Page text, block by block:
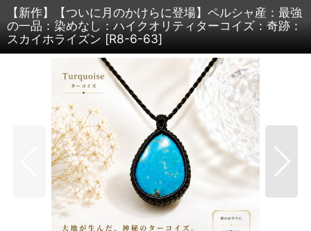
【新作】【ついに月のかけらに登場】ペルシャ産：最強
の一品：染めなし：ハイクオリティターコイズ：奇跡：
スカイホライズン [R8-6-63]